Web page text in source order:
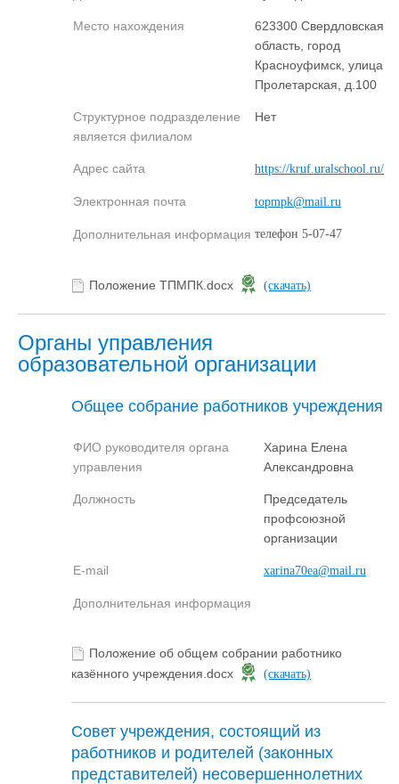
Место нахождения
623300 Свердловская
область, город
Красноуфимск, улица
Пролетарская, д.100
Структурное подразделение
является филиалом
Нет
Адрес сайта https://kruf.uralschool.ru/
Электронная почта topmpk@mail.ru
Дополнительная информация телефон 5-07-47
Положение ТПМПК.docx (скачать)
Органы управления
образовательной организации
Общее собрание работников учреждения
ФИО руководителя органа
управления
Харина Елена
Александровна
Должность
Председатель
профсоюзной
организации
E-mail xarina70ea@mail.ru
Дополнительная информация
Положение об общем собрании работнико
казённого учреждения.docx
(скачать)
Совет учреждения, состоящий из
работников и родителей (законных
представителей) несовершеннолетних